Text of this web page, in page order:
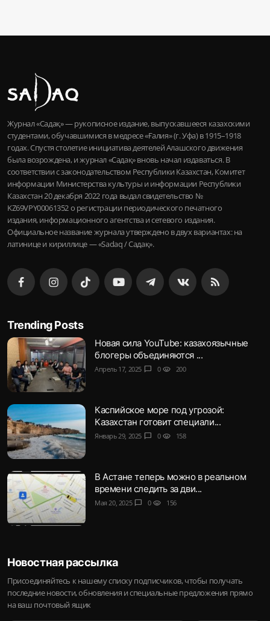
Журнал «Садақ» — рукописное издание, выпускавшееся казахскими
студентами, обучавшимися в медресе «Ғалия» (г. Уфа) в 1915–1918
годах. Спустя столетие инициатива деятелей Алашского движения
была возрождена, и журнал «Садақ» вновь начал издаваться. В
соответствии с законодательством Республики Казахстан, Комитет
информации Министерства культуры и информации Республики
Казахстан 20 декабря 2022 года выдал свидетельство №
KZ69VPY00061352 о регистрации периодического печатного
издания, информационного агентства и сетевого издания.
Официальное название журнала утверждено в двух вариантах: на
латинице и кириллице — «Sadaq / Садақ».
Trending Posts
Новая сила YouTube: казахоязычные
блогеры объединяются ...
Апрель 17, 2025 chat_bubble 0 visibility 200
Каспийское море под угрозой:
Казахстан готовит специали...
Январь 29, 2025 chat_bubble 0 visibility 158
В Астане теперь можно в реальном
времени следить за дви...
Мая 20, 2025 chat_bubble 0 visibility 156
Новостная рассылка
Присоединяйтесь к нашему списку подписчиков, чтобы получать
последние новости, обновления и специальные предложения прямо
на ваш почтовый ящик